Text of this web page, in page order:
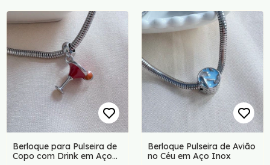
Berloque para Pulseira de
Copo com Drink em Aço
Berloque Pulseira de Avião
no Céu em Aço Inox